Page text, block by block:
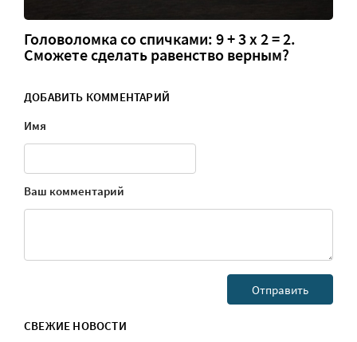
Головоломка со спичками: 9 + 3 х 2 = 2.
Сможете сделать равенство верным?
ДОБАВИТЬ КОММЕНТАРИЙ
Имя
Ваш комментарий
СВЕЖИЕ НОВОСТИ